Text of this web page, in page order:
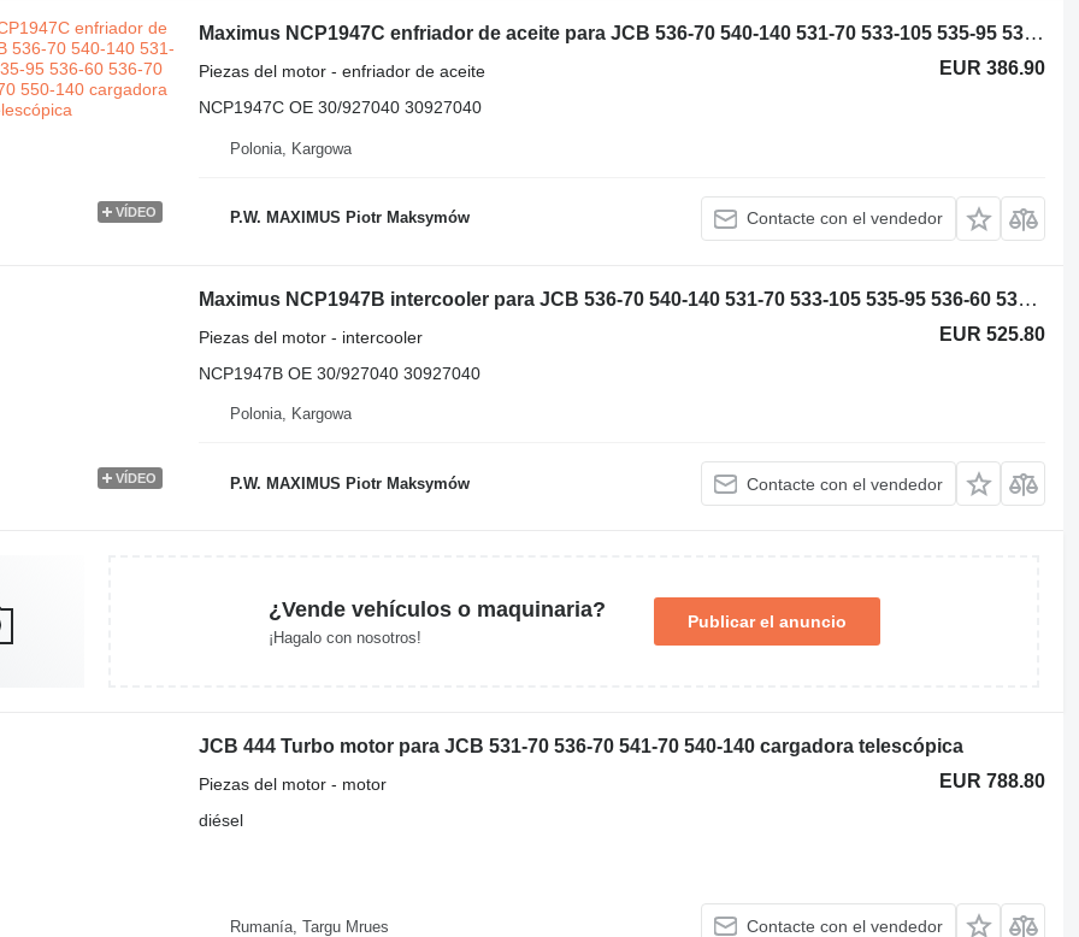
VÍDEO
Maximus NCP1947C enfriador de aceite para JCB 536-70 540-140 531-70 533-105 535-95 536-60 536-70 540-170 541-70 550-140 cargadora telescópica
EUR 386.90
Piezas del motor - enfriador de aceite
NCP1947C OE 30/927040 30927040
Polonia, Kargowa
P.W. MAXIMUS Piotr Maksymów Contacte con el vendedor
VÍDEO
Maximus NCP1947B intercooler para JCB 536-70 540-140 531-70 533-105 535-95 536-60 536-70 540-170 541-70 550-140 cargadora telescópica
EUR 525.80
Piezas del motor - intercooler
NCP1947B OE 30/927040 30927040
Polonia, Kargowa
P.W. MAXIMUS Piotr Maksymów Contacte con el vendedor
¿Vende vehículos o maquinaria?
¡Hagalo con nosotros!
Publicar el anuncio
JCB 444 Turbo motor para JCB 531-70 536-70 541-70 540-140 cargadora telescópica
EUR 788.80
Piezas del motor - motor
diésel
Rumanía, Targu Mrues Contacte con el vendedor